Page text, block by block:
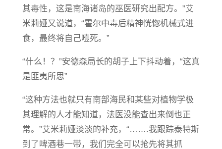
其毒性，这是南海诸岛的巫医研究出配方。”艾
米莉娅又说道，“霍尔中毒后精神恍惚机械式进
食，最终将自己噎死。”
“什么！？”安德森局长的胡子上下抖动着，“这真
是匪夷所思”
“这种方法也就只有南部海民和某些对植物学极
其理解的人才能知道，法医没能查出来倒也正
常。”艾米莉娅淡淡的补充，“…….我跟踪泰特斯
到了啤酒巷一带，我们完全可以抢先将其抓